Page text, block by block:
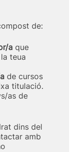
de:
a que
teua
de cursos
titulació.
as de
dins del
amb